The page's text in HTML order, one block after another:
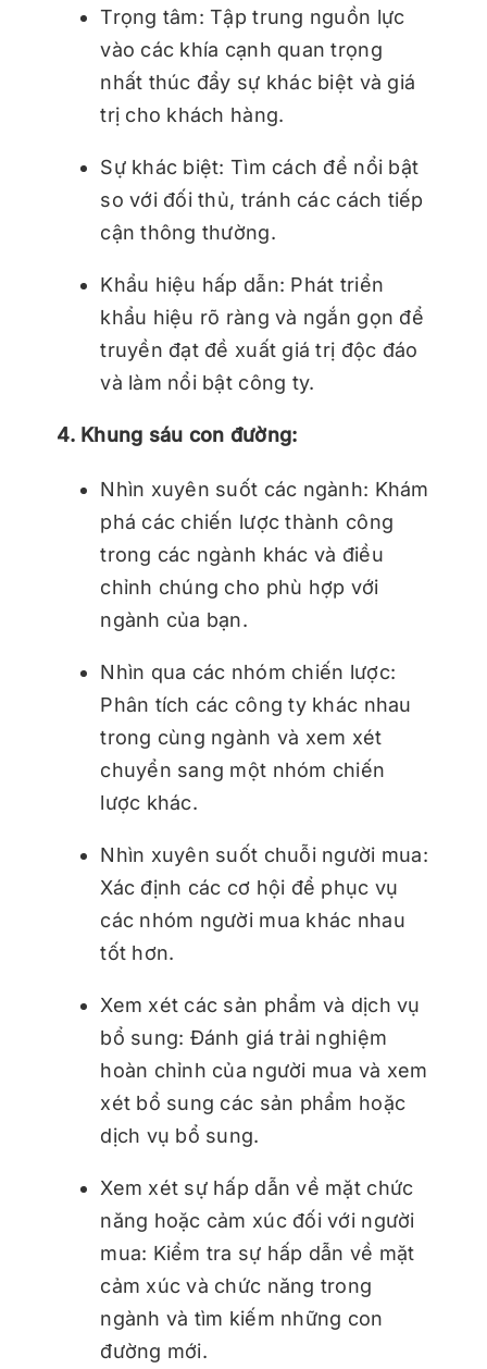
Trọng tâm: Tập trung nguồn lực
vào các khía cạnh quan trọng
nhất thúc đẩy sự khác biệt và giá
trị cho khách hàng.
Sự khác biệt: Tìm cách để nổi bật
so với đối thủ, tránh các cách tiếp
cận thông thường.
Khẩu hiệu hấp dẫn: Phát triển
khẩu hiệu rõ ràng và ngắn gọn để
truyền đạt đề xuất giá trị độc đáo
và làm nổi bật công ty.
4. Khung sáu con đường:
Nhìn xuyên suốt các ngành: Khám
phá các chiến lược thành công
trong các ngành khác và điều
chỉnh chúng cho phù hợp với
ngành của bạn.
Nhìn qua các nhóm chiến lược:
Phân tích các công ty khác nhau
trong cùng ngành và xem xét
chuyển sang một nhóm chiến
lược khác.
Nhìn xuyên suốt chuỗi người mua:
Xác định các cơ hội để phục vụ
các nhóm người mua khác nhau
tốt hơn.
Xem xét các sản phẩm và dịch vụ
bổ sung: Đánh giá trải nghiệm
hoàn chỉnh của người mua và xem
xét bổ sung các sản phẩm hoặc
dịch vụ bổ sung.
Xem xét sự hấp dẫn về mặt chức
năng hoặc cảm xúc đối với người
mua: Kiểm tra sự hấp dẫn về mặt
cảm xúc và chức năng trong
ngành và tìm kiếm những con
đường mới.